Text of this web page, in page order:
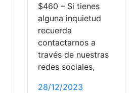
$460 – Si tienes
alguna inquietud
recuerda
contactarnos a
través de nuestras
redes sociales,
28/12/2023